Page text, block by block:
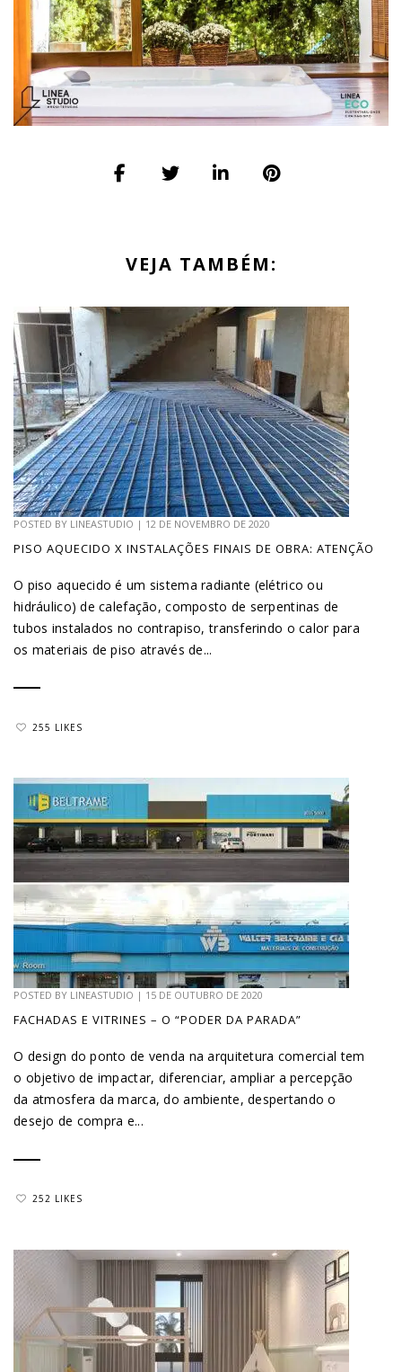
VEJA TAMBÉM:
POSTED BY LINEASTUDIO | 12 DE NOVEMBRO DE 2020
PISO AQUECIDO X INSTALAÇÕES FINAIS DE OBRA: ATENÇÃO
O piso aquecido é um sistema radiante (elétrico ou
hidráulico) de calefação, composto de serpentinas de
tubos instalados no contrapiso, transferindo o calor para
os materiais de piso através de...
255 LIKES
POSTED BY LINEASTUDIO | 15 DE OUTUBRO DE 2020
FACHADAS E VITRINES – O “PODER DA PARADA”
O design do ponto de venda na arquitetura comercial tem
o objetivo de impactar, diferenciar, ampliar a percepção
da atmosfera da marca, do ambiente, despertando o
desejo de compra e...
252 LIKES